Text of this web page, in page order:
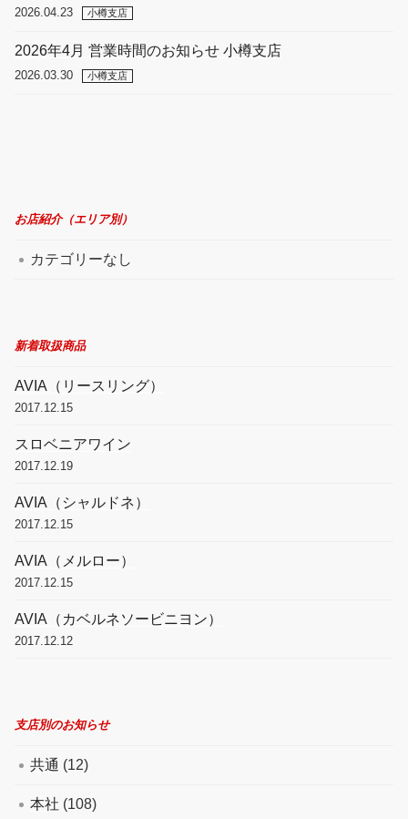
2026.04.23 小樽支店
2026年4月 営業時間のお知らせ 小樽支店
2026.03.30 小樽支店
お店紹介（エリア別）
カテゴリーなし
新着取扱商品
AVIA（リースリング）
2017.12.15
スロベニアワイン
2017.12.19
AVIA（シャルドネ）
2017.12.15
AVIA（メルロー）
2017.12.15
AVIA（カベルネソービニヨン）
2017.12.12
支店別のお知らせ
共通 (12)
本社 (108)